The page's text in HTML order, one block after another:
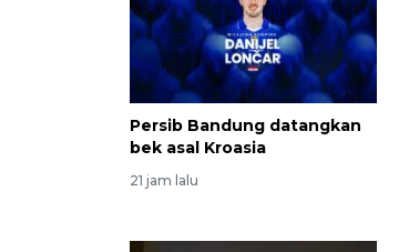
Persib Bandung datangkan
bek asal Kroasia
21 jam lalu